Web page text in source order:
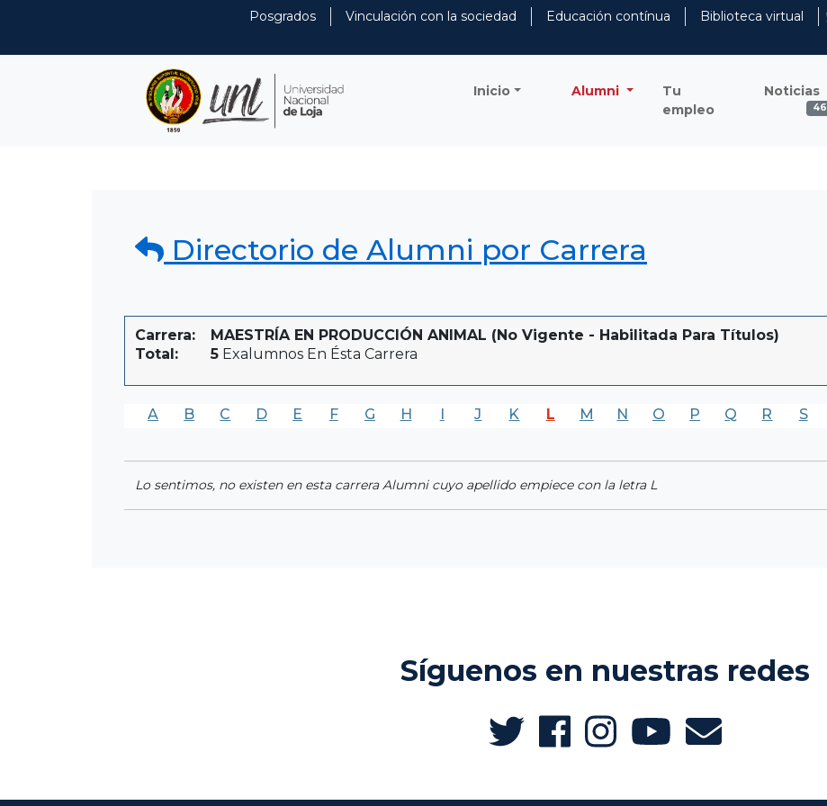
Posgrados Vinculación con la sociedad Educación contínua
Biblioteca virtual
Inicio Alumni
Tu
empleo
Noticias
46
Directorio de Alumni por Carrera
Carrera:
MAESTRÍA EN PRODUCCIÓN ANIMAL (No Vigente - Habilitada Para Títulos)
Total:
5 Exalumnos En Ésta Carrera
A B C D E F G H I J K L M N O P Q R S
Lo sentimos, no existen en esta carrera Alumni cuyo apellido empiece con la letra L
Síguenos en nuestras redes